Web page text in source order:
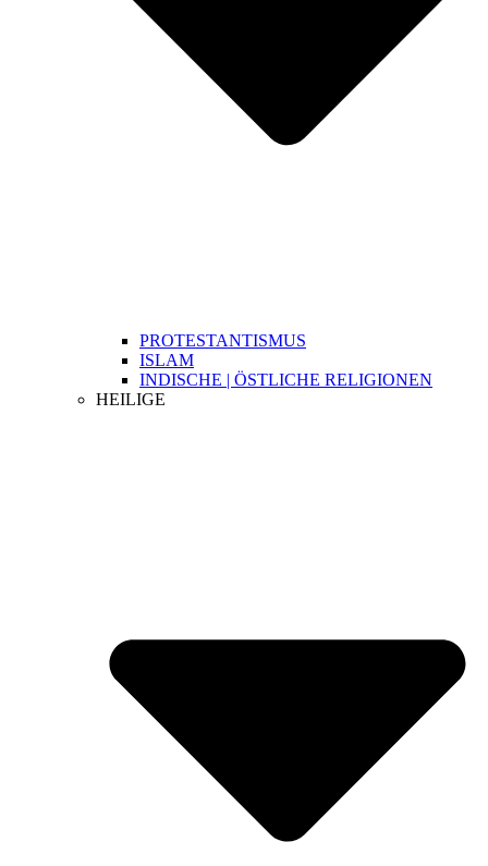
PROTESTANTISMUS
ISLAM
INDISCHE | ÖSTLICHE RELIGIONEN
HEILIGE